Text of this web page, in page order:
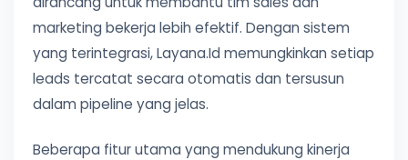
marketing bekerja lebih efektif. Dengan sistem
yang terintegrasi, Layana.Id memungkinkan setiap
leads tercatat secara otomatis dan tersusun
dalam pipeline yang jelas.
Beberapa fitur utama yang mendukung kinerja